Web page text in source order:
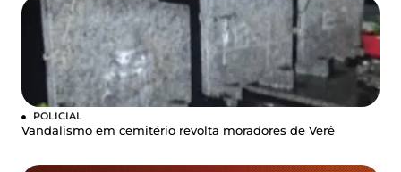
POLICIAL
Vandalismo em cemitério revolta moradores de Verê